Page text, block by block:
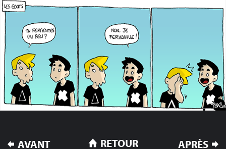
NAVIGATION
AVANT APRÈS
RETOUR